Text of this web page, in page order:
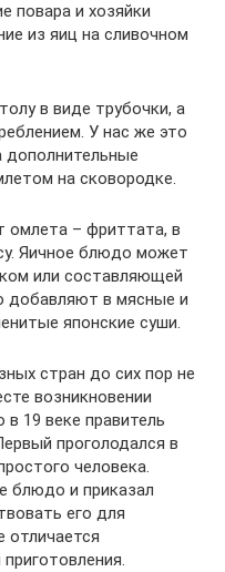
повара и хозяйки
из яиц на сливочном
в виде трубочки, а
У нас же это
на сковородке.
омлета – фриттата, в
Яичное блюдо может
или составляющей
добавляют в мясные и
японские суши.
стран до сих пор не
возникновении
19 веке правитель
проголодался в
человека.
блюдо и приказал
его для
отличается